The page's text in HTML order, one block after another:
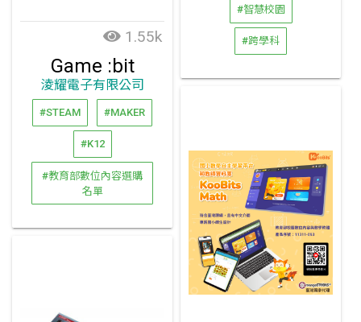
#智慧校園
#跨學科
1.55k
Game :bit
淩耀電子有限公司
#STEAM #MAKER
#K12
#教育部數位內容選購
名單